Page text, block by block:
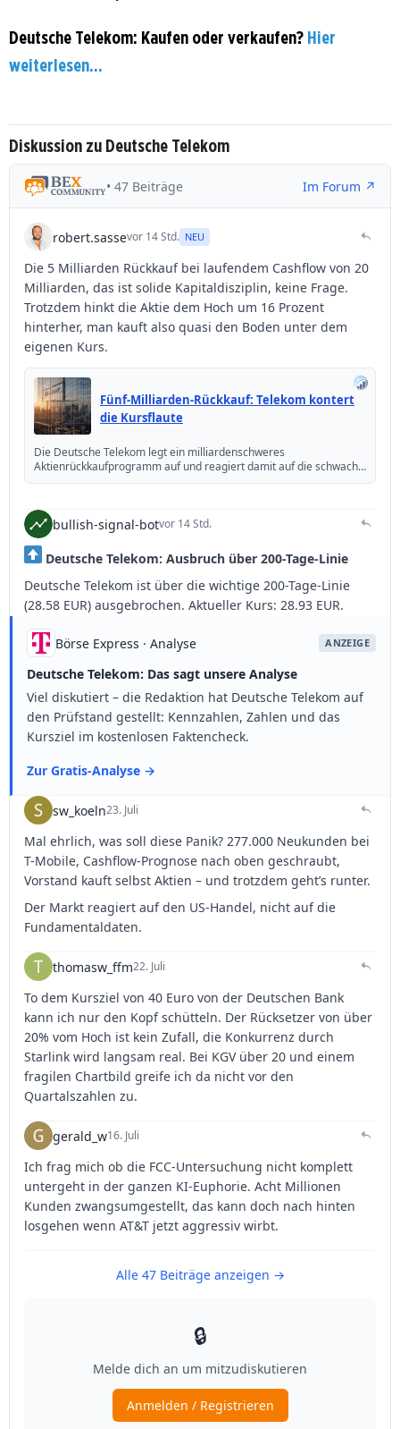
Deutsche Telekom: Kaufen oder verkaufen? Hier
weiterlesen...
Diskussion zu Deutsche Telekom